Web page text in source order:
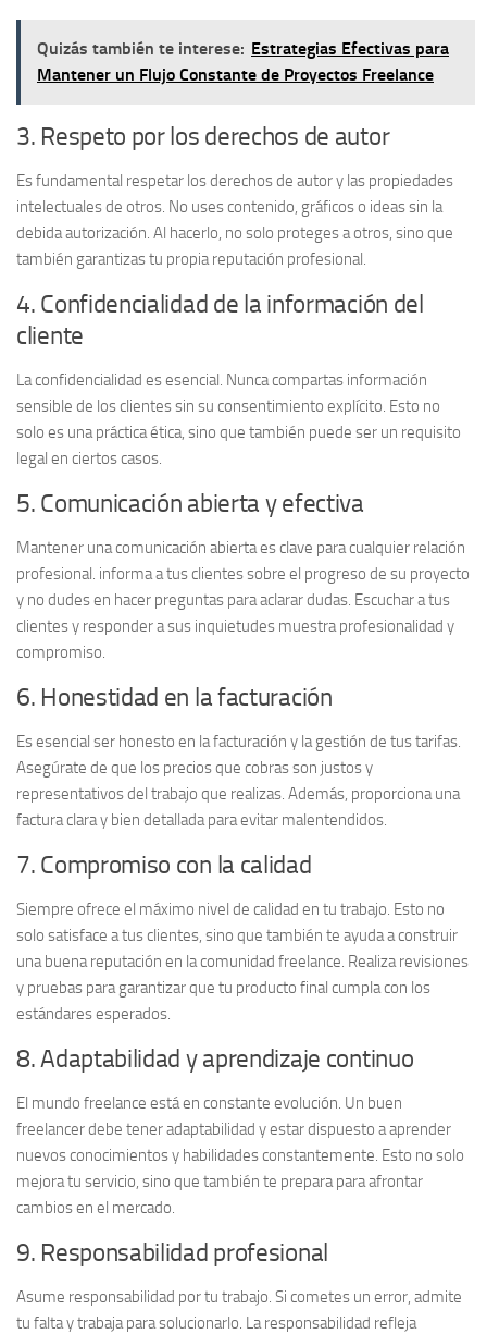
Quizás también te interese: Estrategias Efectivas para
Mantener un Flujo Constante de Proyectos Freelance
3. Respeto por los derechos de autor
Es fundamental respetar losderechos de autory las propiedades
intelectuales de otros. No uses contenido, gráficos o ideas sin la
debida autorización. Al hacerlo, no solo proteges a otros, sino que
también garantizas tu propia reputación profesional.
4. Confidencialidad de la información del
cliente
Laconfidencialidad es esencial. Nunca compartas información
sensible de los clientes sin su consentimiento explícito. Esto no
solo es una práctica ética, sino que también puede ser un requisito
legal en ciertos casos.
5. Comunicación abierta y efectiva
Mantener unacomunicación abiertaes clave para cualquier relación
profesional. informa a tus clientes sobre el progreso de su proyecto
y no dudes en hacer preguntas para aclarar dudas. Escuchar a tus
clientes y responder a sus inquietudes muestra profesionalidad y
compromiso.
6. Honestidad en la facturación
Es esencial ser honesto en la facturación y la gestión de tus tarifas.
Asegúrate de que los precios que cobras son justos y
representativos del trabajo que realizas. Además, proporciona una
factura clara y bien detallada para evitar malentendidos.
7. Compromiso con la calidad
Siempre ofrece el máximo nivel de calidad en tu trabajo. Esto no
solo satisface a tus clientes, sino que también te ayuda a construir
una buena reputación en la comunidad freelance. Realiza revisiones
y pruebas para garantizar que tu producto final cumpla con los
estándares esperados.
8. Adaptabilidad y aprendizaje continuo
El mundo freelance está en constante evolución. Un buen
freelancer debe teneradaptabilidad y estar dispuesto a aprender
nuevos conocimientos y habilidades constantemente. Esto no solo
mejora tu servicio, sino que también te prepara para afrontar
cambios en el mercado.
9. Responsabilidad profesional
Asume responsabilidad por tu trabajo. Si cometes un error, admite
tu falta y trabaja para solucionarlo. La responsabilidad refleja